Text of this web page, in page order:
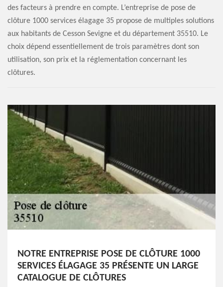
des facteurs à prendre en compte. L’entreprise de pose de
clôture 1000 services élagage 35 propose de multiples solutions
aux habitants de Cesson Sevigne et du département 35510. Le
choix dépend essentiellement de trois paramètres dont son
utilisation, son prix et la réglementation concernant les
clôtures.
NOTRE ENTREPRISE POSE DE CLÔTURE 1000
SERVICES ÉLAGAGE 35 PRÉSENTE UN LARGE
CATALOGUE DE CLÔTURES